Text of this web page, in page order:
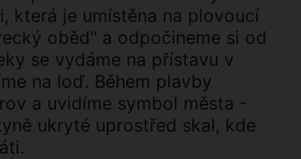
která je umístěna na plovoucí
oběd" a odpočineme si od
se vydáme na přístavu v
na loď. Během plavby
a uvidíme symbol města -
ukryté uprostřed skal, kde